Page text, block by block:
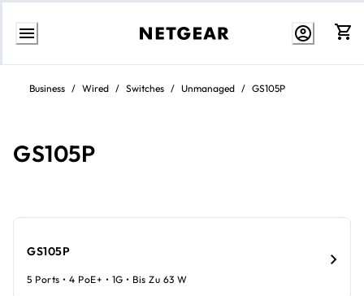
Zum
springen
Business / Wired / Switches / Unmanaged / GS105P
GS105P
GS105P
5 Ports • 4 PoE+ • 1G • Bis Zu 63 W